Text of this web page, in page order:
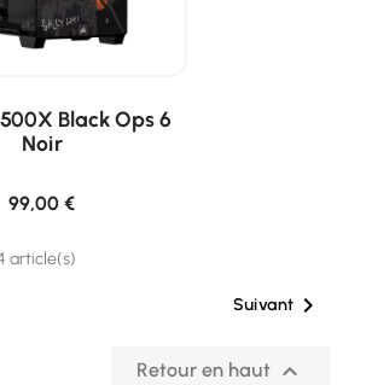
Black Ops 6
Noir
99,00 €
article(s)
Suivant 
Retour en haut 